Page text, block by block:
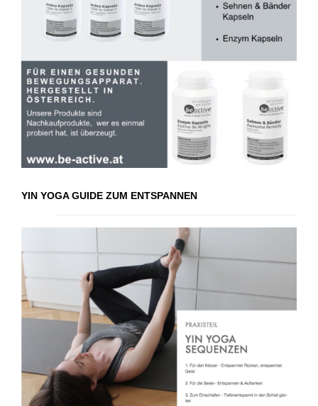
YIN YOGA GUIDE ZUM ENTSPANNEN